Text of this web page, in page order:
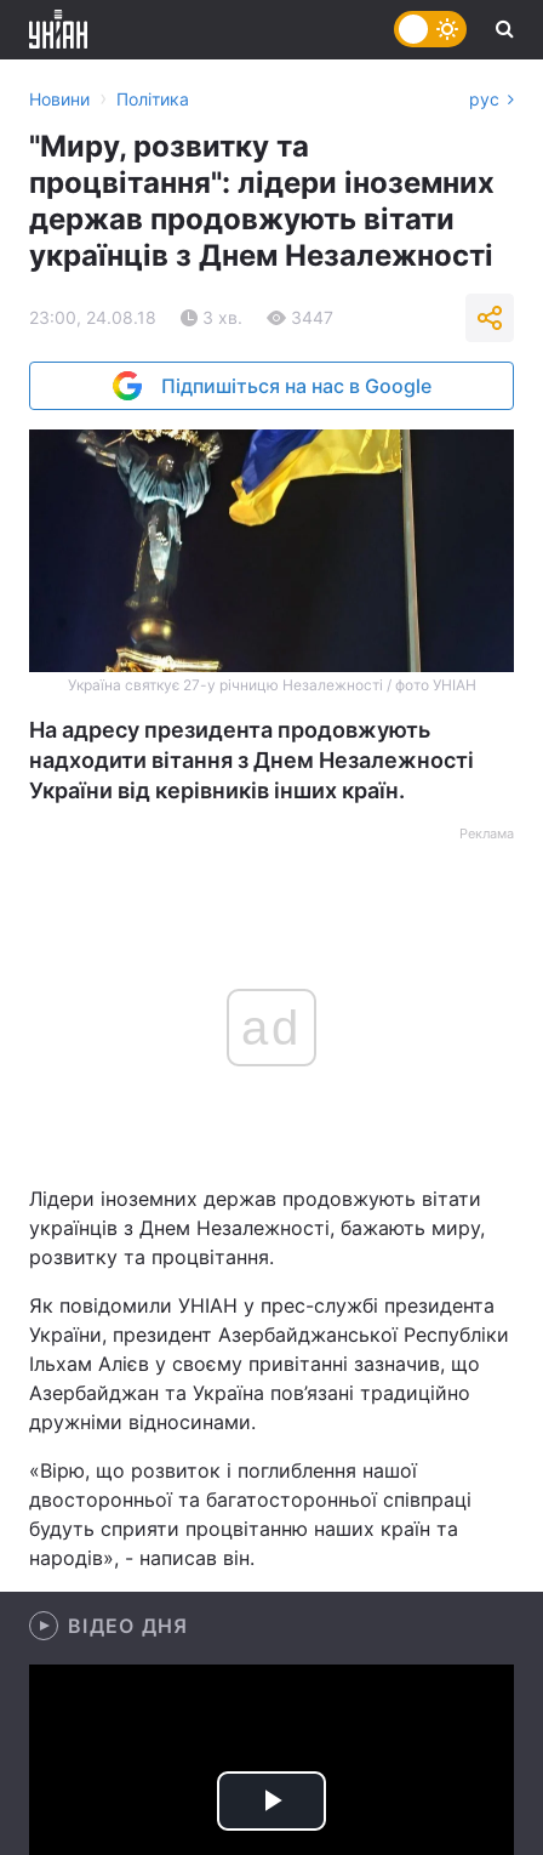
Головна Війна
Україна Політика
Економіка Світ
Спорт Наука
Техно і зв'язок Лайт
Здоров'я Туризм
Цікавинки
Екологія
Лонгріди
Новини › Політика рус
"Миру, розвитку та
процвітання": лідери іноземних
держав продовжують вітати
українців з Днем Незалежності
23:00, 24.08.18 3 хв. 3447
Підпишіться на нас в Google
Україна святкує 27-у річницю Незалежності / фото УНІАН
На адресу президента продовжують
надходити вітання з Днем Незалежності
України від керівників інших країн.
Реклама
ad
Лідери іноземних держав продовжують вітати
українців з Днем Незалежності, бажають миру,
розвитку та процвітання.
Як повідомили УНІАН у прес-службі президента
України, президент Азербайджанської Республіки
Ільхам Алієв у своєму привітанні зазначив, що
Азербайджан та Україна пов’язані традиційно
дружніми відносинами.
«Вірю, що розвиток і поглиблення нашої
двосторонньої та багатосторонньої співпраці
будуть сприяти процвітанню наших країн та
народів», - написав він.
ВІДЕО ДНЯ
Play